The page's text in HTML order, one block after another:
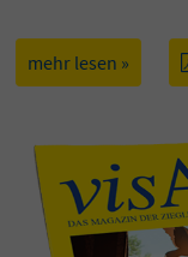
mehr lesen »